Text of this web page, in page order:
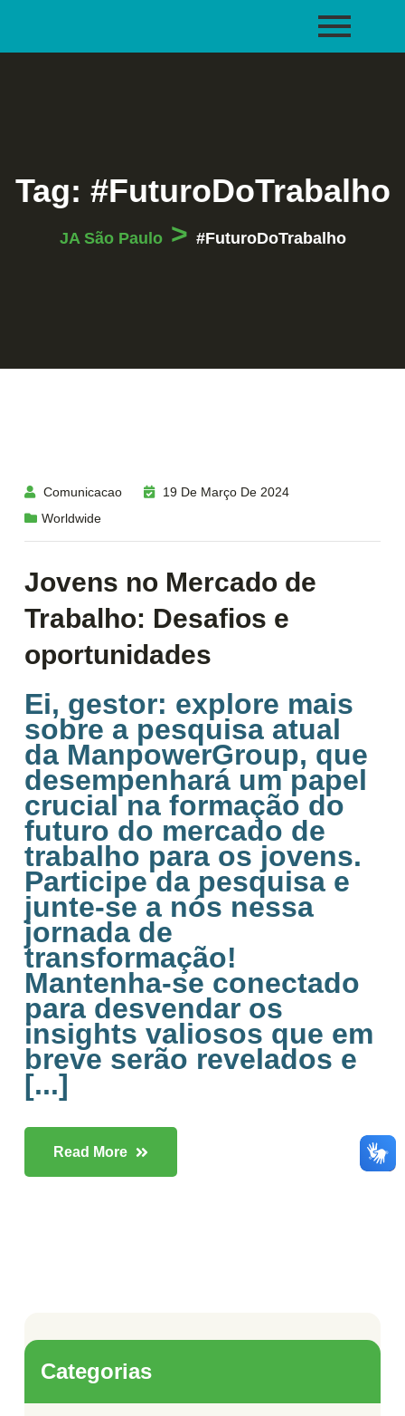
Tag: #FuturoDoTrabalho
JA São Paulo> #FuturoDoTrabalho
Comunicacao
19 De Março De 2024
Worldwide
Jovens no Mercado de
Trabalho: Desafios e
oportunidades
Ei, gestor: explore mais
sobre a pesquisa atual
da ManpowerGroup, que
desempenhará um papel
crucial na formação do
futuro do mercado de
trabalho para os jovens.
Participe da pesquisa e
junte-se a nós nessa
jornada de
transformação!
Mantenha-se conectado
para desvendar os
insights valiosos que em
breve serão revelados e
[...]
Read More
Categorias